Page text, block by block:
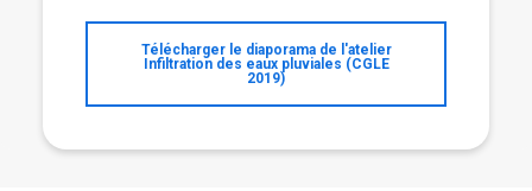
Télécharger le diaporama de l'atelier
Infiltration des eaux pluviales (CGLE
2019)